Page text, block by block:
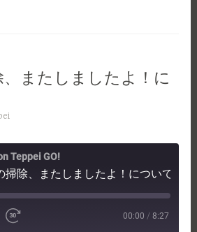
、またしましたよ！に
Teppei GO!
除、またしましたよ！について！」
FAST
00:00 / 8:27